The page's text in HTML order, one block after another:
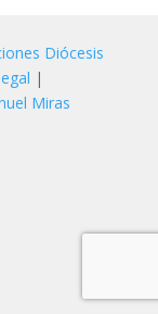
Diócesis
|
Miras